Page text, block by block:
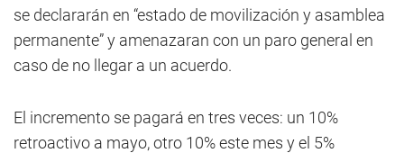
se declararán en “estado de movilización y asamblea
permanente” y amenazaran con un paro general en
caso de no llegar a un acuerdo.
El incremento se pagará en tres veces: un 10%
retroactivo a mayo, otro 10% este mes y el 5%